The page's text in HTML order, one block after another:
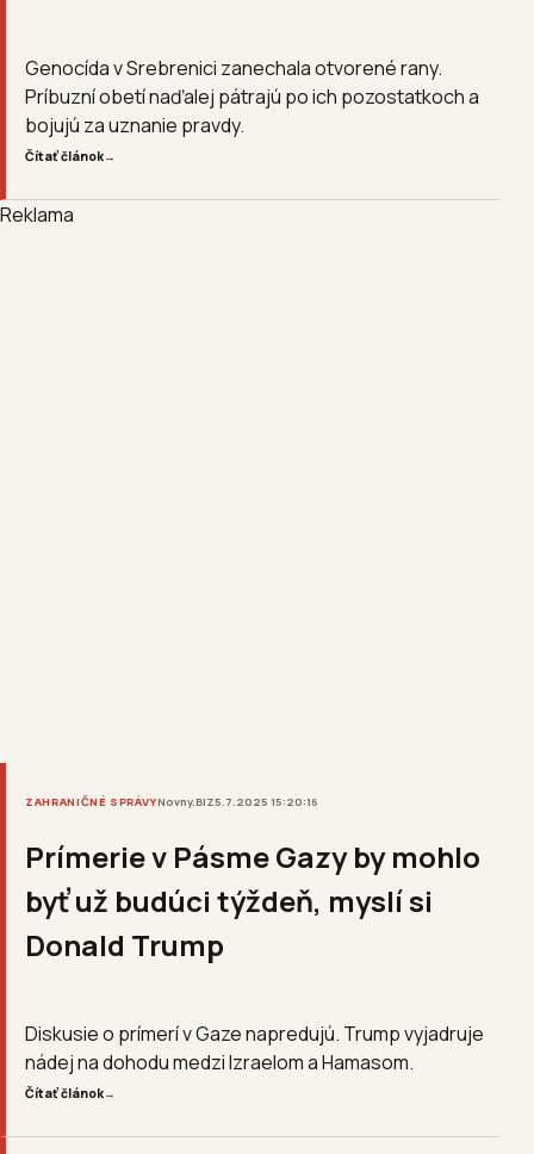
Genocída v Srebrenici zanechala otvorené rany.
Príbuzní obetí naďalej pátrajú po ich pozostatkoch a
bojujú za uznanie pravdy.
Čítať článok→
Reklama
ZAHRANIČNÉ SPRÁVYNovny.BIZ5.7.2025 15:20:16
Prímerie v Pásme Gazy by mohlo
byť už budúci týždeň, myslí si
Donald Trump
Diskusie o prímerí v Gaze napredujú. Trump vyjadruje
nádej na dohodu medzi Izraelom a Hamasom.
Čítať článok→